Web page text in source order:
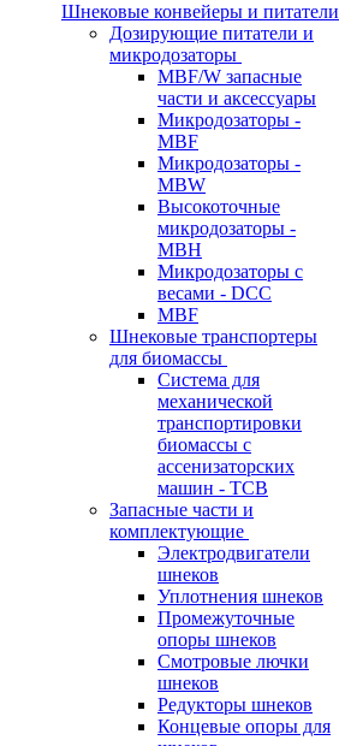
Шнековые конвейеры и питатели
Дозирующие питатели и
микродозаторы
MBF/W запасные
части и аксессуары
Микродозаторы -
MBF
Микродозаторы -
MBW
Высокоточные
микродозаторы -
MBH
Микродозаторы с
весами - DCC
MBF
Шнековые транспортеры
для биомассы
Система для
механической
транспортировки
биомассы с
ассенизаторских
машин - TCB
Запасные части и
комплектующие
Электродвигатели
шнеков
Уплотнения шнеков
Промежуточные
опоры шнеков
Смотровые лючки
шнеков
Редукторы шнеков
Концевые опоры для